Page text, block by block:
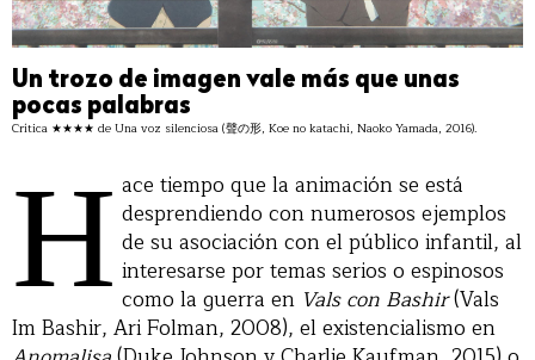
Un trozo de imagen vale más que unas
pocas palabras
Crítica ★★★★ de Una voz silenciosa (聲の形, Koe no katachi, Naoko Yamada, 2016).
H ace tiempo que la animación se está
desprendiendo con numerosos ejemplos
de su asociación con el público infantil, al
interesarse por temas serios o espinosos
como la guerra en Vals con Bashir(Vals
Im Bashir, Ari Folman, 2008), el existencialismo en